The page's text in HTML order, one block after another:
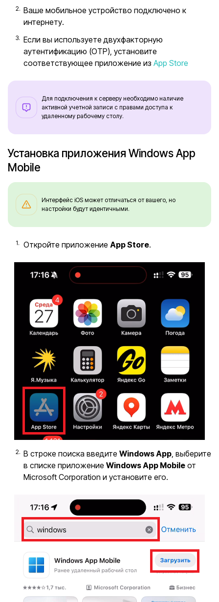
Ваше мобильное устройство подключено к
интернету.
Если вы используете двухфакторную
аутентификацию (OTP), установите
соответствующее приложение из App Store
Для подключения к серверу необходимо наличие
активной учетной записи с правами доступа к
удаленному рабочему столу.
Установка приложения Windows App
Mobile
Интерфейс iOS может отличаться от вашего, но
настройки будут идентичными.
Откройте приложение App Store.
В строке поиска введите Windows App, выберите
в списке приложение Windows App Mobile от
Microsoft Corporation и установите его.